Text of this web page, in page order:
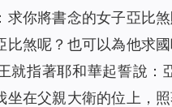
求你將書念的女子亞比
比煞呢？也可以為他求
就指著耶和華起誓說
坐在父親大衛的位上，